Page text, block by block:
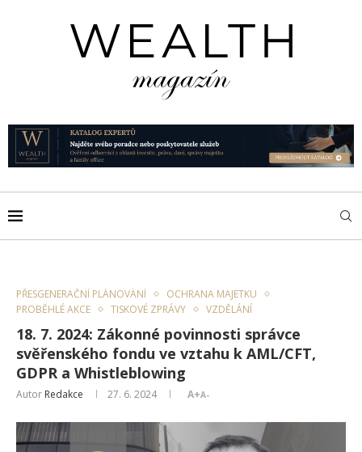
PŘESGENERAČNÍ PLÁNOVÁNÍ
OCHRANA MAJETKU
PROBĚHLÉ AKCE
TISKOVÉ ZPRÁVY VZDĚLÁNÍ
18. 7. 2024: Zákonné povinnosti správce
svěřenského fondu ve vztahu k AML/CFT,
GDPR a Whistleblowing
Autor Redakce 27. 6. 2024 A+A-